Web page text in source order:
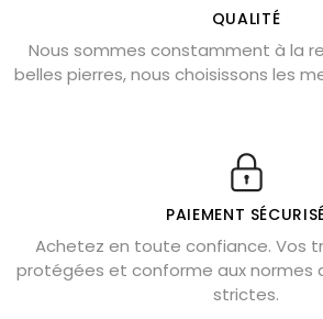
L’améthyste est-elle faite pour moi ?
Chrysocolle : pierre apaisante
Obsidienne dorée : vertus et
Véritable citrine naturelle non chauffée
Où placer la citrine dans la maison
Cornaline : propriétés magiques
Capricorne : quelles pierres choisir
QUALITÉ
Nous sommes constamment à la
belles pierres, nous choisissons les
PAIEMENT
Achetez en toute confiance. Vos
protégées et conforme aux normes
strictes.